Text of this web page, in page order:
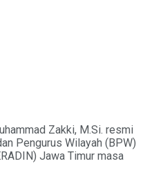
Zakki, M.Si. resmi
Pengurus Wilayah (BPW)
Jawa Timur masa